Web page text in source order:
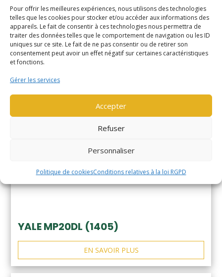
Pour offrir les meilleures expériences, nous utilisons des technologies
telles que les cookies pour stocker et/ou accéder aux informations des
appareils. Le fait de consentir à ces technologies nous permettra de
traiter des données telles que le comportement de navigation ou les ID
uniques sur ce site. Le fait de ne pas consentir ou de retirer son
consentement peut avoir un effet négatif sur certaines caractéristiques
et fonctions.
Gérer les services
Accepter
Refuser
Personnaliser
Politique de cookiesConditions relatives à la loi RGPD
YALE MS14XIL (2510)
YALE MP20DL (1405)
EN SAVOIR PLUS